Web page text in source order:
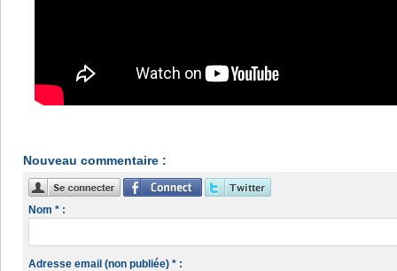
Nouveau commentaire :
Nom * :
Adresse email (non publiée) * :